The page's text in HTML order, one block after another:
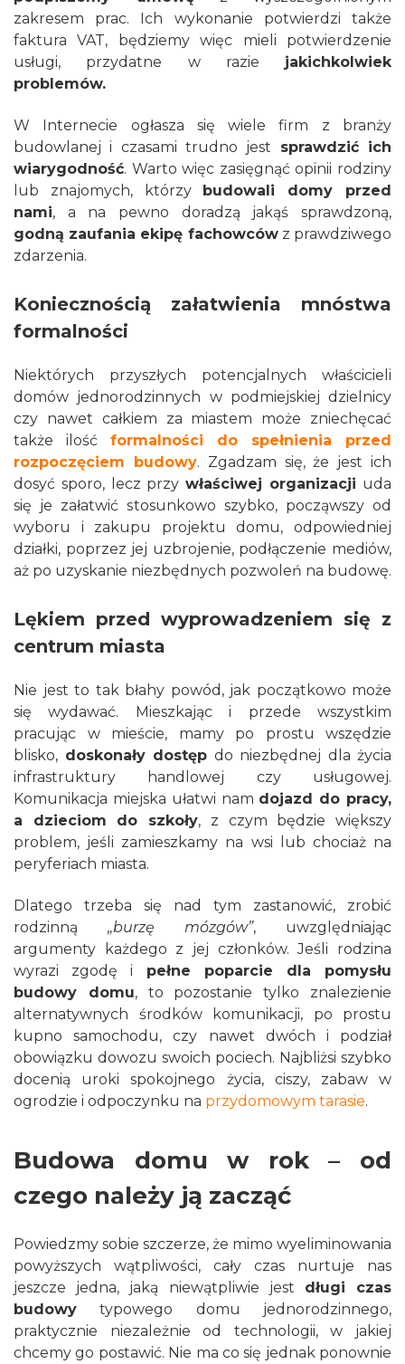
zakresem prac. Ich wykonanie potwierdzi także
faktura VAT, będziemy więc mieli potwierdzenie
usługi, przydatne w razie jakichkolwiek
problemów.
W Internecie ogłasza się wiele firm z branży
budowlanej i czasami trudno jest sprawdzić ich
wiarygodność. Warto więc zasięgnąć opinii rodziny
lub znajomych, którzy budowali domy przed
nami, a na pewno doradzą jakąś sprawdzoną,
godną zaufania ekipę fachowcówz prawdziwego
zdarzenia.
Koniecznością załatwienia mnóstwa
formalności
Niektórych przyszłych potencjalnych właścicieli
domów jednorodzinnych w podmiejskiej dzielnicy
czy nawet całkiem za miastem może zniechęcać
także ilość formalności do spełnienia przed
rozpoczęciem budowy. Zgadzam się, że jest ich
dosyć sporo, lecz przywłaściwej organizacji uda
się je załatwić stosunkowo szybko, począwszy od
wyboru i zakupu projektu domu, odpowiedniej
działki, poprzez jej uzbrojenie, podłączenie mediów,
aż po uzyskanie niezbędnych pozwoleń na budowę.
Lękiem przed wyprowadzeniem się z
centrum miasta
Nie jest to tak błahy powód, jak początkowo może
się wydawać. Mieszkając i przede wszystkim
pracując w mieście, mamy po prostu wszędzie
blisko, doskonały dostęp do niezbędnej dla życia
infrastruktury handlowej czy usługowej.
Komunikacja miejska ułatwi nam dojazd do pracy,
a dzieciom do szkoły, z czym będzie większy
problem, jeśli zamieszkamy na wsi lub chociaż na
peryferiach miasta.
Dlatego trzeba się nad tym zastanowić, zrobić
rodzinną „burzę mózgów”, uwzględniając
argumenty każdego z jej członków. Jeśli rodzina
wyrazi zgodę i pełne poparcie dla pomysłu
budowy domu, to pozostanie tylko znalezienie
alternatywnych środków komunikacji, po prostu
kupno samochodu, czy nawet dwóch i podział
obowiązku dowozu swoich pociech. Najbliżsi szybko
docenią uroki spokojnego życia, ciszy, zabaw w
ogrodzie i odpoczynku na przydomowym tarasie.
Budowa domu w rok – od
czego należy ją zacząć
Powiedzmy sobie szczerze, że mimo wyeliminowania
powyższych wątpliwości, cały czas nurtuje nas
jeszcze jedna, jaką niewątpliwie jest długi czas
budowy typowego domu jednorodzinnego,
praktycznie niezależnie od technologii, w jakiej
chcemy go postawić. Nie ma co się jednak ponownie